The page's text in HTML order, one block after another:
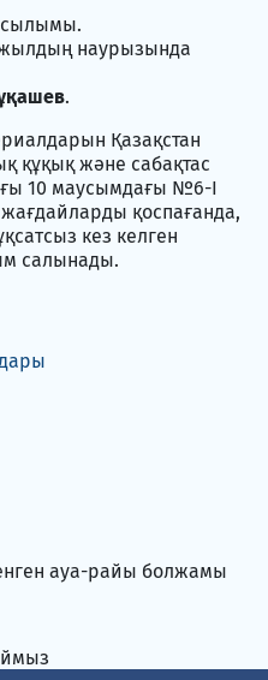
жылдың наурызында
.
Қазақстан
құқық және сабақтас
10 маусымдағы №6-I
қоспағанда,
кез келген
салынады.
ауа-райы болжамы